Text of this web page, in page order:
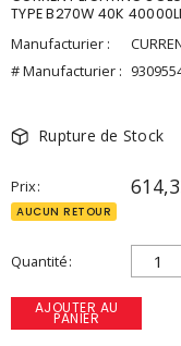
TYPE B270W 40K
Manufacturier :
# Manufacturier :
Rupture de Stock
Prix
AUCUN RETOUR
Quantité
AJOUTER AU
PANIER